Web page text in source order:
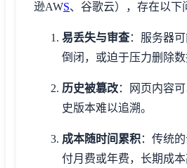
逊AWS、谷歌云），存在以下
易丢失与审查：服务器
倒闭，或迫于压力删除数
历史被篡改：网页内容
史版本难以追溯。
成本随时间累积：传统
付月费或年费，长期成本